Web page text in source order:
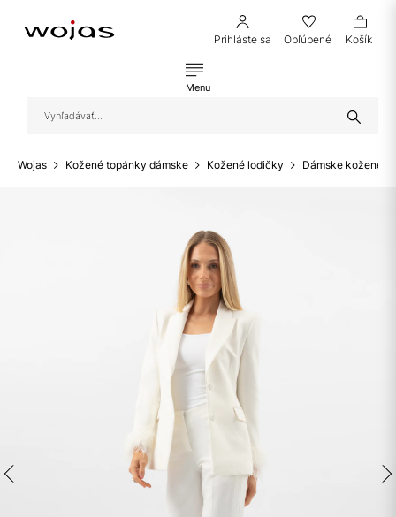
Prihláste sa Obľúbené Košík
Menu
Wojas Kožené topánky dámske Kožené lodičky Dámske kožené